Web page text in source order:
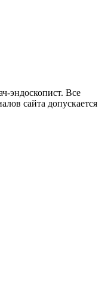
эндоскопист. Все
сайта допускается